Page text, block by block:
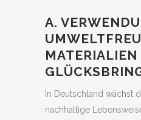
A.
MATERIALIEN
In Deutschland wächst
nachhaltige